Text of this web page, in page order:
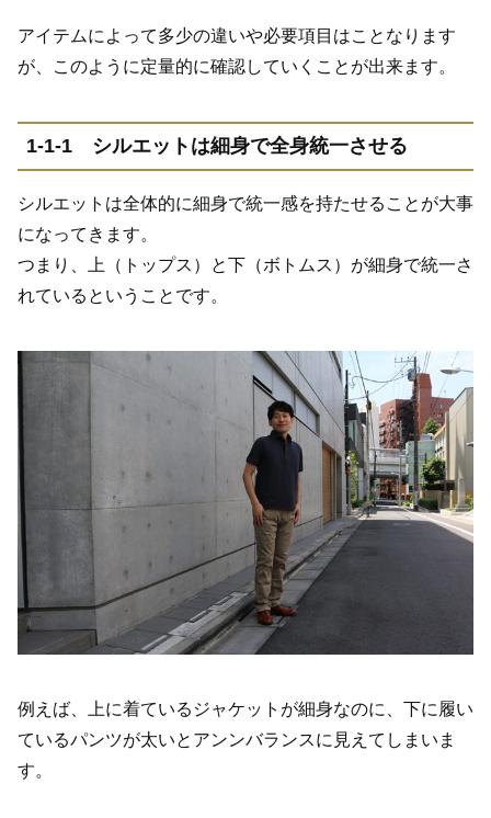
アイテムによって多少の違いや必要項目はことなります
が、このように定量的に確認していくことが出来ます。
1-1-1 シルエットは細身で全身統一させる
シルエットは全体的に細身で統一感を持たせることが大事
になってきます。
つまり、上（トップス）と下（ボトムス）が細身で統一さ
れているということです。
例えば、上に着ているジャケットが細身なのに、下に履い
ているパンツが太いとアンンバランスに見えてしまいま
す。